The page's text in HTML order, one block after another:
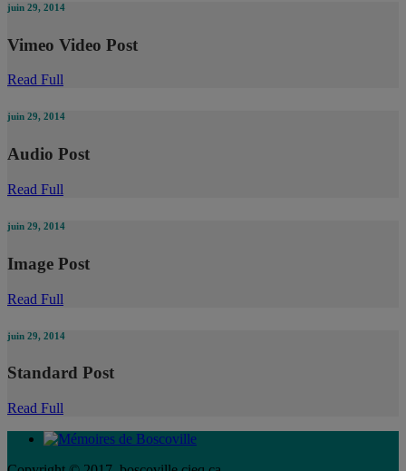
juin 29, 2014
Vimeo Video Post
Read Full
juin 29, 2014
Audio Post
Read Full
juin 29, 2014
Image Post
Read Full
juin 29, 2014
Standard Post
Read Full